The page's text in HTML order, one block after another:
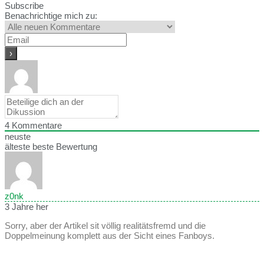
Subscribe
Benachrichtige mich zu:
4 Kommentare
neuste
älteste beste Bewertung
z0nk
3 Jahre her
Sorry, aber der Artikel sit völlig realitätsfremd und die
Doppelmeinung komplett aus der Sicht eines Fanboys.